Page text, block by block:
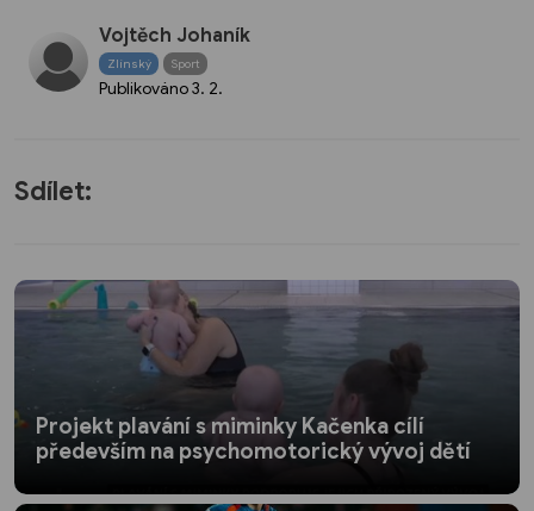
Vojtěch Johaník
Zlínský Sport
Publikováno3. 2.
Sdílet:
Projekt plavání s miminky Kačenka cílí
především na psychomotorický vývoj dětí